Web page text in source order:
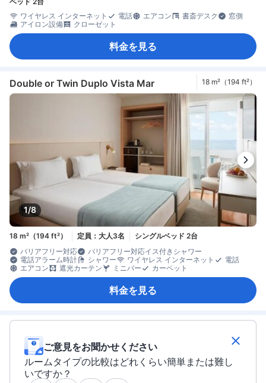
ワイヤレス インターネット
電話 エアコン 書斎デスク
窓側
アイロン設備
クローゼット
料金を見る
Double or Twin Duplo Vista Mar 18 m²（194 ft²）
1/8
18 m²（194 ft²） 定員：大人3名
シングルベッド 2台
バリアフリー対応
バリアフリー対応イス付きシャワー
電話アラーム時計
シャワー ワイヤレス インターネット
電話
エアコン
遮光カーテン ミニバー カーペット
料金を見る
ご意見をお聞かせください
ルームタイプの比較はどれくらい簡単または難し
いですか？